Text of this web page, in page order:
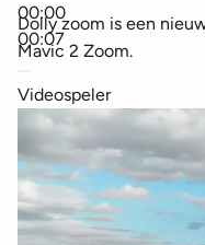
00:00
00:07
Dolly zoom is een
Mavic 2 Zoom.
Videospeler